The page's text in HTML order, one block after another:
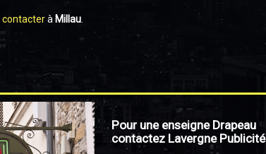
contacterà Millau
Pour une enseigne Drapeau
contactez Lavergne Publicité